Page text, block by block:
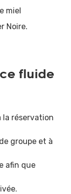
miel
Noire.
fluide
la réservation
groupe et à
afin que